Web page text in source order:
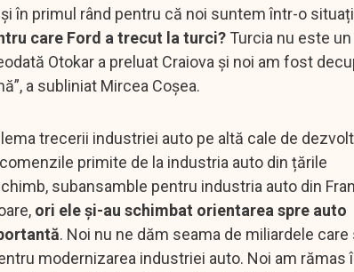
în primul rând pentru că noi suntem într-o
care Ford a trecut la turci? Turcia nu este un
Otokar a preluat Craiova și noi am fost
a subliniat Mircea Coșea.
trecerii industriei auto pe altă cale de
primite de la industria auto din țările
subansamble pentru industria auto din
ori ele și-au schimbat orientarea spre auto
. Noi nu ne dăm seama de miliardele care
modernizarea industriei auto. Noi am rămas